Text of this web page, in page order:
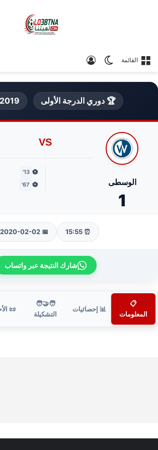
القائمة الوضع المظلم
🏆 دوري الدرجة الأولى
الوسطى
1
VS
⚽
13'
⚽
67'
⏰ 15:55
📅 2020-02-02
شارك النتيجة عبر واتساب
📋
المعلومات
📊 إحصائيات
🧑‍🤝‍🧑
التشكيلة
📜